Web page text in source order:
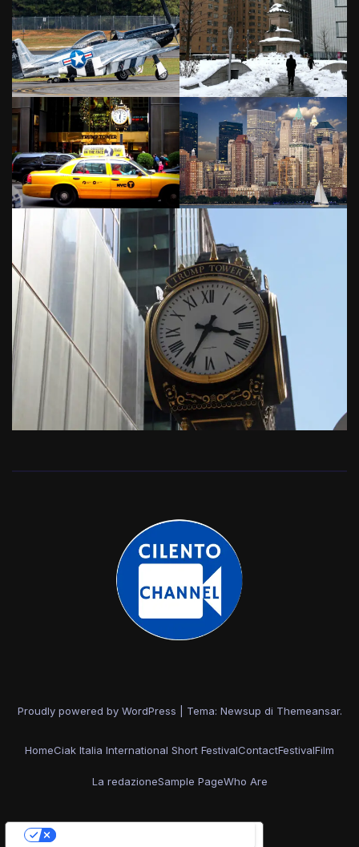
Proudly powered by WordPress Tema: Newsup di Themeansar.
HomeCiak Italia International Short FestivalContactFestivalFilm
La redazioneSample PageWho Are